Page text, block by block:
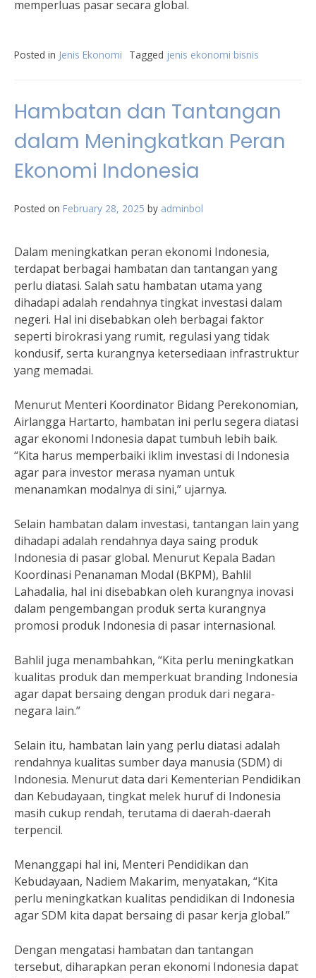
memperluas pasar secara global.
Posted in Jenis Ekonomi Tagged jenis ekonomi bisnis
Hambatan dan Tantangan
dalam Meningkatkan Peran
Ekonomi Indonesia
Posted on February 28, 2025 by adminbol
Dalam meningkatkan peran ekonomi Indonesia,
terdapat berbagai hambatan dan tantangan yang
perlu diatasi. Salah satu hambatan utama yang
dihadapi adalah rendahnya tingkat investasi dalam
negeri. Hal ini disebabkan oleh berbagai faktor
seperti birokrasi yang rumit, regulasi yang tidak
kondusif, serta kurangnya ketersediaan infrastruktur
yang memadai.
Menurut Menteri Koordinator Bidang Perekonomian,
Airlangga Hartarto, hambatan ini perlu segera diatasi
agar ekonomi Indonesia dapat tumbuh lebih baik.
“Kita harus memperbaiki iklim investasi di Indonesia
agar para investor merasa nyaman untuk
menanamkan modalnya di sini,” ujarnya.
Selain hambatan dalam investasi, tantangan lain yang
dihadapi adalah rendahnya daya saing produk
Indonesia di pasar global. Menurut Kepala Badan
Koordinasi Penanaman Modal (BKPM), Bahlil
Lahadalia, hal ini disebabkan oleh kurangnya inovasi
dalam pengembangan produk serta kurangnya
promosi produk Indonesia di pasar internasional.
Bahlil juga menambahkan, “Kita perlu meningkatkan
kualitas produk dan memperkuat branding Indonesia
agar dapat bersaing dengan produk dari negara-
negara lain.”
Selain itu, hambatan lain yang perlu diatasi adalah
rendahnya kualitas sumber daya manusia (SDM) di
Indonesia. Menurut data dari Kementerian Pendidikan
dan Kebudayaan, tingkat melek huruf di Indonesia
masih cukup rendah, terutama di daerah-daerah
terpencil.
Menanggapi hal ini, Menteri Pendidikan dan
Kebudayaan, Nadiem Makarim, menyatakan, “Kita
perlu meningkatkan kualitas pendidikan di Indonesia
agar SDM kita dapat bersaing di pasar kerja global.”
Dengan mengatasi hambatan dan tantangan
tersebut, diharapkan peran ekonomi Indonesia dapat